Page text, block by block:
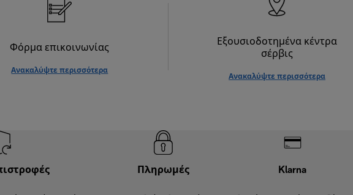
Φόρμα επικοινωνίας
Ανακαλύψτε περισσότερα
Εξουσιοδοτημένα κέντρα
σέρβις
Ανακαλύψτε περισσότερα
Πληρωμές Klarna